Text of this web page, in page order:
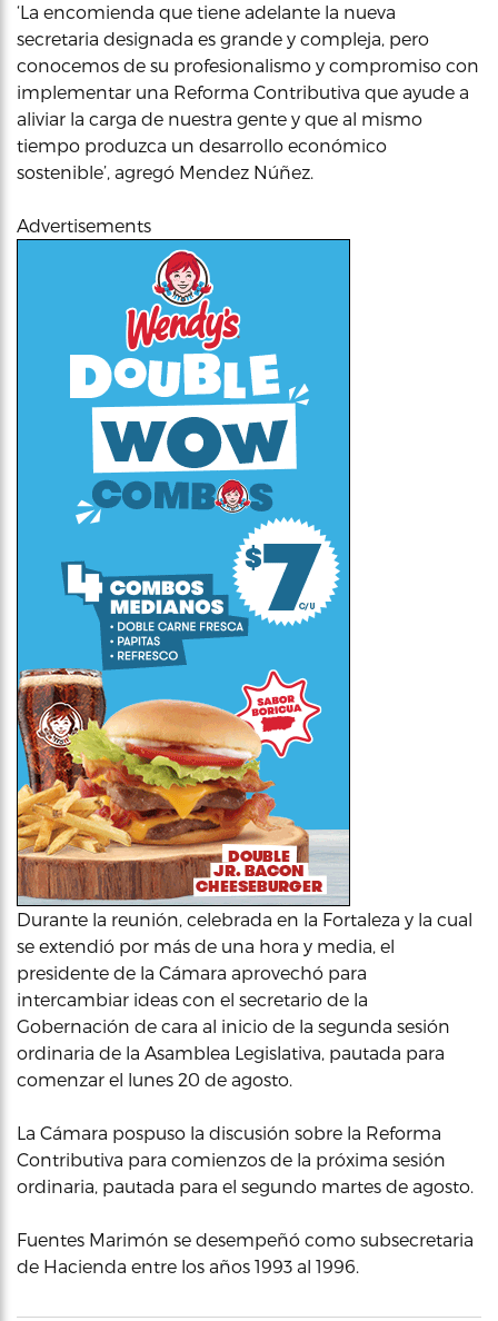
‘La encomienda que tiene adelante la nueva
secretaria designada es grande y compleja, pero
conocemos de su profesionalismo y compromiso con
implementar una Reforma Contributiva que ayude a
aliviar la carga de nuestra gente y que al mismo
tiempo produzca un desarrollo económico
sostenible’, agregó Mendez Núñez.
Advertisements
Durante la reunión, celebrada en la Fortaleza y la cual
se extendió por más de una hora y media, el
presidente de la Cámara aprovechó para
intercambiar ideas con el secretario de la
Gobernación de cara al inicio de la segunda sesión
ordinaria de la Asamblea Legislativa, pautada para
comenzar el lunes 20 de agosto.
La Cámara pospuso la discusión sobre la Reforma
Contributiva para comienzos de la próxima sesión
ordinaria, pautada para el segundo martes de agosto.
Fuentes Marimón se desempeñó como subsecretaria
de Hacienda entre los años 1993 al 1996.